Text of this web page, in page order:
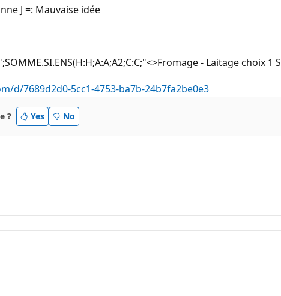
J =: Mauvaise idée
- Laitage choix 1
d/7689d2d0-5cc1-4753-ba7b-24b7fa2be0e3
? Yes No